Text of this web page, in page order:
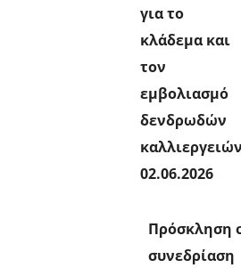
για το
κλάδεμα και
τον
εμβολιασμό
δενδρωδών
02.06.2026
Πρόσκληση
συνεδρίαση